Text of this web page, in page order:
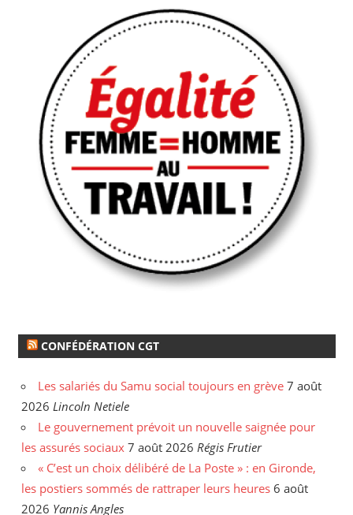
CONFÉDÉRATION CGT
Les salariés du Samu social toujours en grève 7 août
2026 Lincoln Netiele
Le gouvernement prévoit un nouvelle saignée pour
les assurés sociaux 7 août 2026 Régis Frutier
« C’est un choix délibéré de La Poste » : en Gironde,
les postiers sommés de rattraper leurs heures 6 août
2026 Yannis Angles